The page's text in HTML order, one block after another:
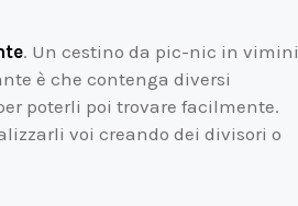
. Un cestino da pic-nic in vimini
è che contenga diversi
poterli poi trovare facilmente.
voi creando dei divisori o